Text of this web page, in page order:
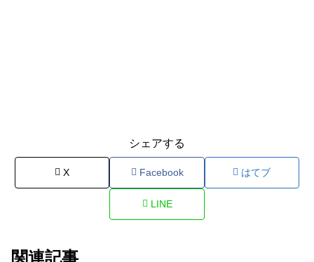
シェアする
X Facebook はてブ
LINE
関連記事